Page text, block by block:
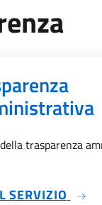
trasparenza
SERVIZIO SU